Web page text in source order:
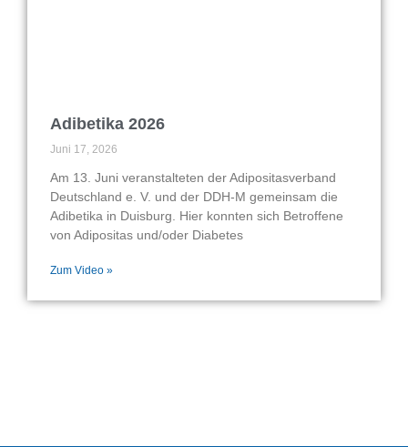
Adibetika 2026
Juni 17, 2026
Am 13. Juni veranstalteten der Adipositasverband
Deutschland e. V. und der DDH-M gemeinsam die
Adibetika in Duisburg. Hier konnten sich Betroffene
von Adipositas und/oder Diabetes
Zum Video »